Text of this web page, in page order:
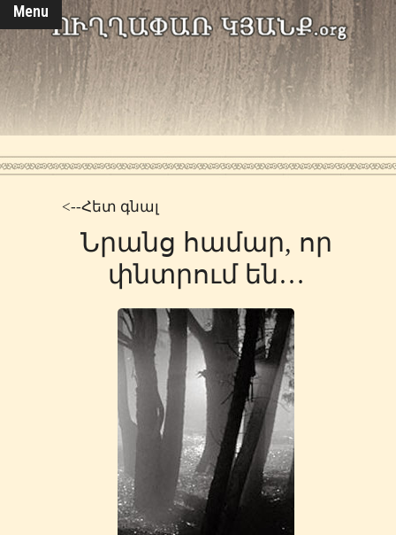
Menu
<--Հետ գնալ
Նրանց համար, որ
փնտրում են…